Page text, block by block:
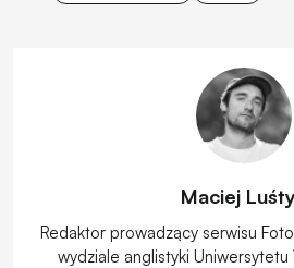
Maciej
Redaktor prowadzący serwisu
wydziale anglistyki